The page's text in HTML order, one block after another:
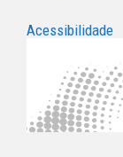
Acessibilidade